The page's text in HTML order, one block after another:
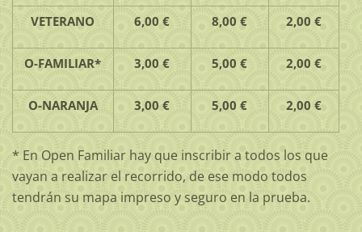
VETERANO 6,00 € 8,00 € 2,00 €
O-FAMILIAR* 3,00 € 5,00 € 2,00 €
O-NARANJA 3,00 € 5,00 € 2,00 €
* En Open Familiar hay que inscribir a todos los que
vayan a realizar el recorrido, de ese modo todos
tendrán su mapa impreso y seguro en la prueba.